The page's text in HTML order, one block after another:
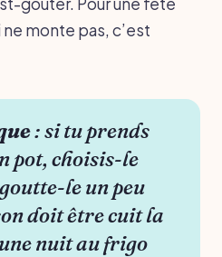
ne monte pas, c’est
: si tu prends
pot, choisis-le
le un peu
doit être cuit la
nuit au frigo